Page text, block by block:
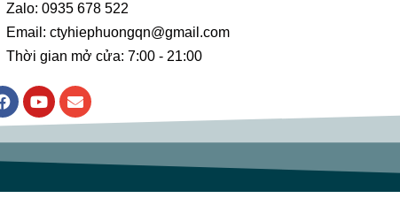
Zalo: 0935 678 522
Email: ctyhiephuongqn@gmail.com
Thời gian mở cửa: 7:00 - 21:00
F
a
c
e
b
o
Y
o
u
t
e
E
n
v
e
p